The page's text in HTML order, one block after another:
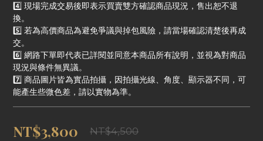
4️⃣ 現場完成交易後即表示買賣雙方確認商品現況，售出恕不退
換。
5️⃣ 若為高價商品為避免爭議與掉包風險，請當場確認清楚後再成
交。
6️⃣ 網路下單即代表已詳閱並同意本商品所有說明，並視為對商品
現況與條件無異議。
7️⃣ 商品圖片皆為實品拍攝，因拍攝光線、角度、顯示器不同，可
能產生些微色差，請以實物為準。
NT$3,800 NT$4,500